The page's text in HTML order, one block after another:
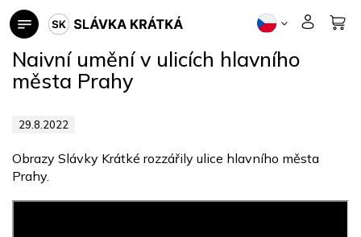
Přejít
na
Naivní umění v ulicích hlavního
města Prahy
29.8.2022
Obrazy Slávky Krátké rozzářily ulice hlavního města
Prahy.